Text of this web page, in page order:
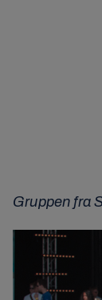
Gruppen fra